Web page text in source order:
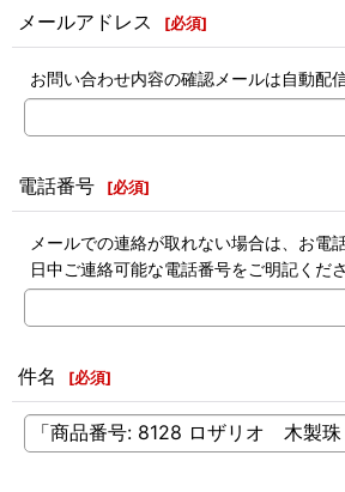
メールアドレス [必須]
お問い合わせ内容の確認メールは自動配信
電話番号 [必須]
メールでの連絡が取れない場合は、お電
日中ご連絡可能な電話番号をご明記くださ
件名 [必須]